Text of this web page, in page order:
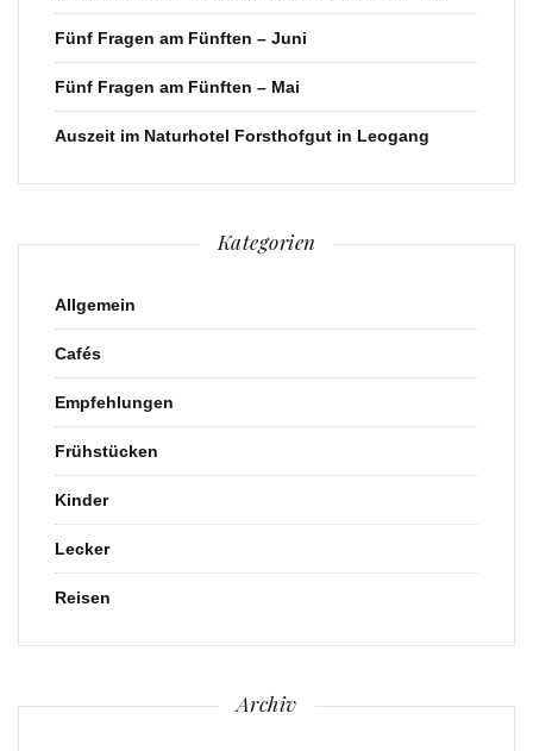
Fünf Fragen am Fünften – Juni
Fünf Fragen am Fünften – Mai
Auszeit im Naturhotel Forsthofgut in Leogang
Kategorien
Allgemein
Cafés
Empfehlungen
Frühstücken
Kinder
Lecker
Reisen
Archiv